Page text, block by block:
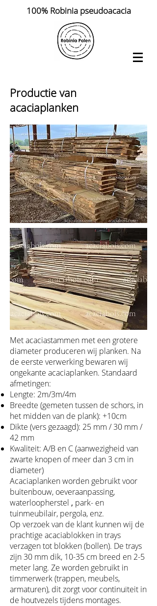
100% Robinia pseudoacacia
Productie van
acaciaplanken
Met acaciastammen met een grotere
diameter produceren wij planken. Na
de eerste verwerking bewaren wij
ongekante acaciaplanken. Standaard
afmetingen:
Lengte: 2m/3m/4m
Breedte (gemeten tussen de schors, in
het midden van de plank): +10cm
Dikte (vers gezaagd): 25 mm / 30 mm /
42 mm
Kwaliteit: A/B en C (aanwezigheid van
zwarte knopen of meer dan 3 cm in
diameter)
Acaciaplanken worden gebruikt voor
buitenbouw, oeveraanpassing,
waterloopherstel , park- en
tuinmeubilair, pergola, enz.
Op verzoek van de klant kunnen wij de
prachtige acaciablokken in trays
verzagen tot blokken (bollen). De trays
zijn 30 mm dik, 10-35 cm breed en 2-5
meter lang. Ze worden gebruikt in
timmerwerk (trappen, meubels,
armaturen), dit zorgt voor continuïteit in
de houtvezels tijdens montages.